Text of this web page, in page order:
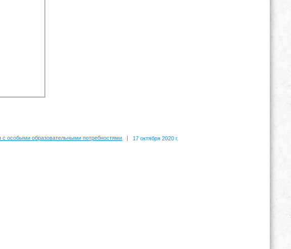
особыми образовательными потребностями 17 октября 2020 г.